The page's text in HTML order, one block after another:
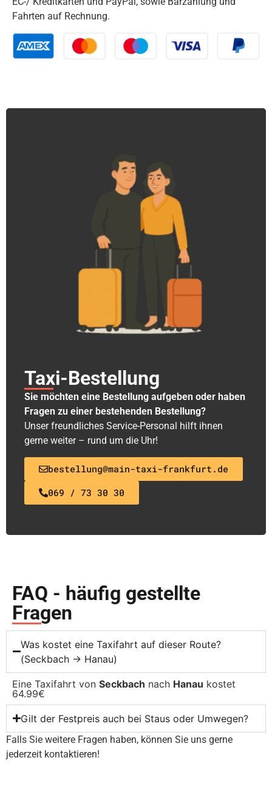
Fahrten auf Rechnung.
Taxi-Bestellung
Sie möchten eine Bestellung aufgeben oder haben
Fragen zu einer bestehenden Bestellung?
Unser freundliches Service-Personal hilft ihnen
gerne weiter – rund um die Uhr!
bestellung@main-taxi-frankfurt.de
069 / 73 30 30
FAQ - häufig gestellte
Fragen
Was kostet eine Taxifahrt auf dieser Route?
(Seckbach → Hanau)
Eine Taxifahrt von Seckbach nach Hanau kostet
64.99€
Gilt der Festpreis auch bei Staus oder Umwegen?
Falls Sie weitere Fragen haben, können Sie uns gerne
jederzeit kontaktieren!